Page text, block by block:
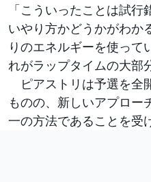
「こういったことは試
いやり方かどうかがわか
りのエネルギーを使って
れがラップタイムの大部
ピアストリは予選を全
ものの、新しいアプロー
一の方法であることを受